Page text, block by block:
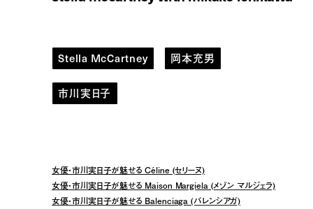
Stella McCartney 岡本充男
市川実日子
女優・市川実日子が魅せる Céline (セリーヌ)
女優・市川実日子が魅せる Maison Margiela (メゾン マルジェラ)
女優・市川実日子が魅せる Balenciaga (バレンシアガ)